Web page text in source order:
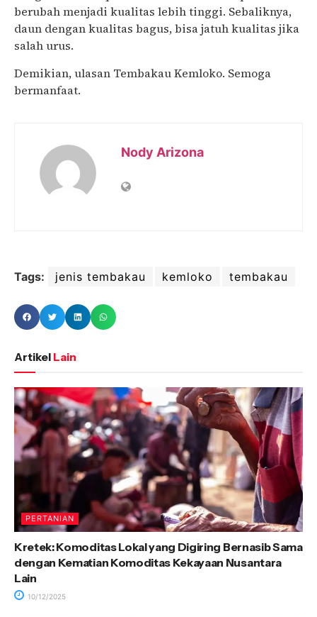
berubah menjadi kualitas lebih tinggi. Sebaliknya,
daun dengan kualitas bagus, bisa jatuh kualitas jika
salah urus.
Demikian, ulasan Tembakau Kemloko. Semoga
bermanfaat.
Nody Arizona
Tags: jenis tembakau kemloko tembakau
Artikel Lain
PERTANIAN
Kretek: Komoditas Lokal yang Digiring Bernasib Sama
dengan Kematian Komoditas Kekayaan Nusantara
Lain
10/12/2025